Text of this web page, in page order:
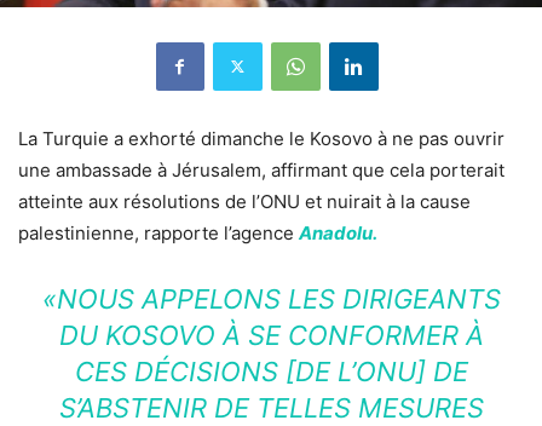
La Turquie a exhorté dimanche le Kosovo à ne pas ouvrir
une ambassade à Jérusalem, affirmant que cela porterait
atteinte aux résolutions de l’ONU et nuirait à la cause
palestinienne, rapporte l’agenceAnadolu.
«NOUS APPELONS LES DIRIGEANTS
DU KOSOVO À SE CONFORMER À
CES DÉCISIONS [DE L’ONU] DE
S’ABSTENIR DE TELLES MESURES